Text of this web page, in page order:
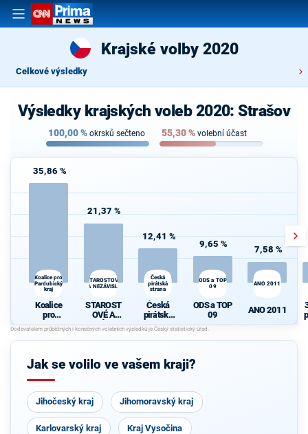
Krajské volby 2020
Celkové výsledky
Výsledky krajských voleb 2020: Strašov
100,00% okrsků sečteno 55,30% volební účast
35,86 %
Koalice pro
Pardubický
kraj
Koalice
pro
Pardubick
ý kraj
21,37 %
STAROSTOVÉ
A NEZÁVISLÍ
STAROST
OVÉ A
NEZÁVISL
Í
12,41 %
Česká
pirátská
strana
Česká
pirátská
strana
9,65 %
ODS a TOP
09
ODS a TOP
09
7,58 %
ANO 2011
ANO 2011
Jak se volilo ve vašem kraji?
Jihočeský kraj Jihomoravský kraj
Karlovarský kraj Kraj Vysočina